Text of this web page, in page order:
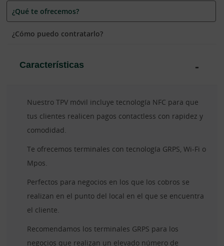
¿Qué te ofrecemos?
¿Cómo puedo contratarlo?
Características
Nuestro TPV móvil incluye tecnología NFC para que
tus clientes realicen pagos contactless con rapidez y
comodidad.
Te ofrecemos terminales con tecnología GRPS, Wi-Fi o
Mpos.
Perfectos para negocios en los que los cobros se
realizan en el punto del local en el que se encuentra
el cliente.
Recomendamos los terminales GRPS para los
negocios que realizan un elevado número de